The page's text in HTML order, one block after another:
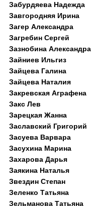
Забурдяева Надежда
Завгородняя Ирина
Загер Александра
Загребин Сергей
Зазнобина Александра
Зайниев Ильгиз
Зайцева Галина
Зайцева Наталия
Закревская Аграфена
Закс Лев
Зарецкая Жанна
Заславский Григорий
Засуева Варвара
Засухина Марина
Захарова Дарья
Заякина Наталья
Звездин Степан
Зеленко Татьяна
Зельманова Татьяна